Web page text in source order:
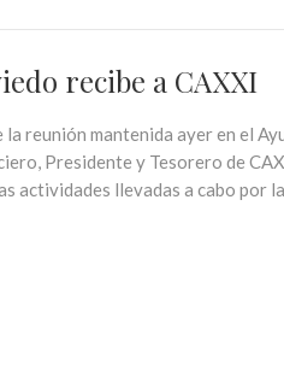
recibe a CAXXI
reunión mantenida ayer en el
Presidente y Tesorero de
actividades llevadas a cabo por